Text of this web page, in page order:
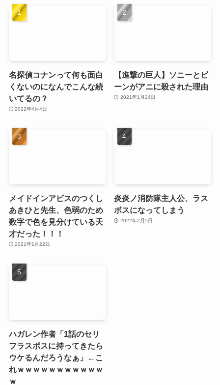
名探偵コナンって何も面白
くないのになんでこんな続
いてるの？
2022年4月4日
【進撃の巨人】ソニーとビ
ーンがアニに殺された理由
2021年1月24日
メイドインアビスのつくし
あきひと先生、色弱のため
数字で色を見分けている天
才だった！！！
2021年1月22日
炎炎ノ消防隊主人公、ラス
ボスになってしまう
2022年2月5日
ハガレン作者「1話のセリ
フラスボスに持ってきたら
ウケるんだろうなぁ」←こ
れｗｗｗｗｗｗｗｗｗｗｗ
ｗ